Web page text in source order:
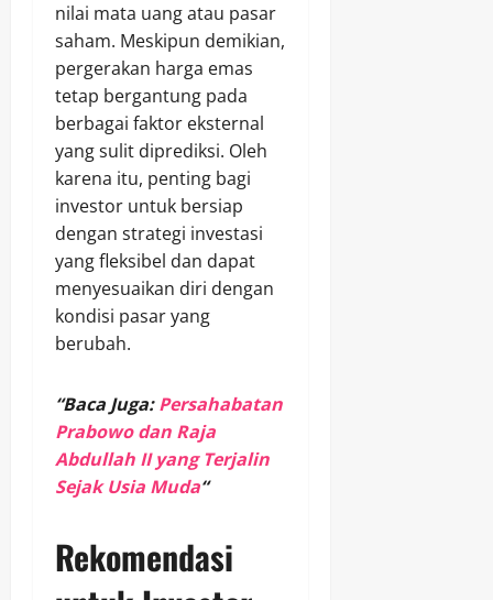
nilai mata uang atau pasar
saham. Meskipun demikian,
pergerakan harga emas
tetap bergantung pada
berbagai faktor eksternal
yang sulit diprediksi. Oleh
karena itu, penting bagi
investor untuk bersiap
dengan strategi investasi
yang fleksibel dan dapat
menyesuaikan diri dengan
kondisi pasar yang
berubah.
“Baca Juga:Persahabatan
Prabowo dan Raja
Abdullah II yang Terjalin
Sejak Usia Muda“
Rekomendasi